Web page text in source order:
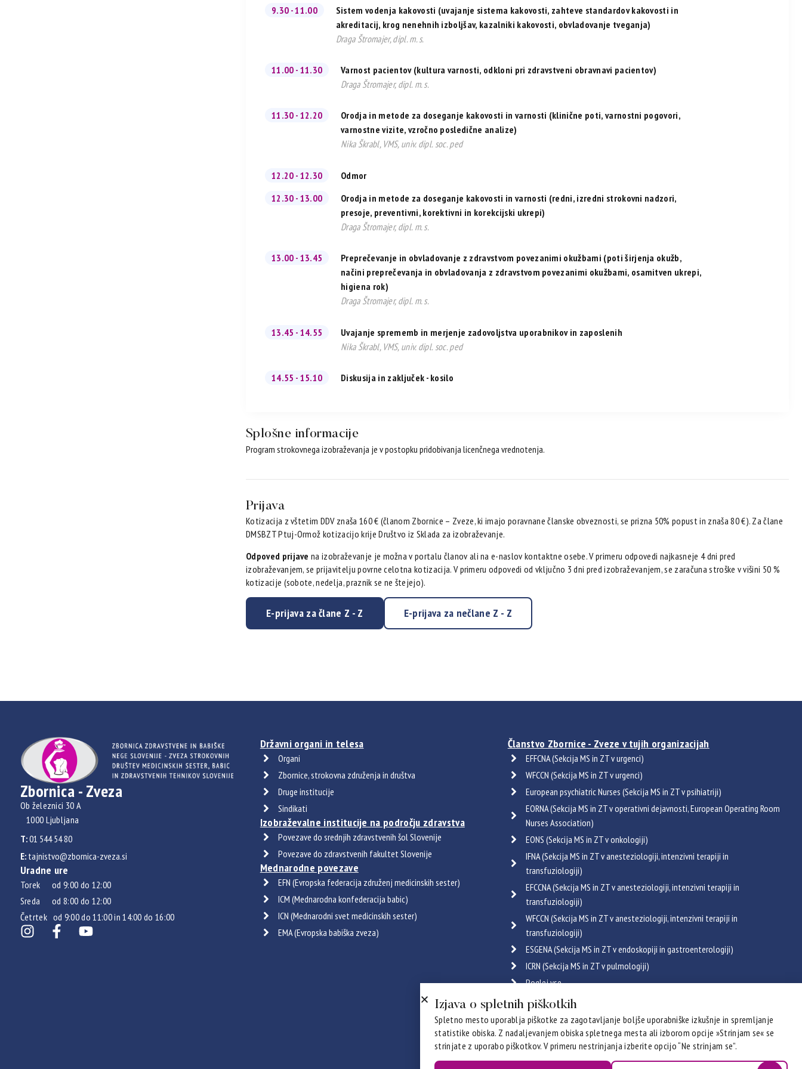
9.30 - 11.00
Sistem vodenja kakovosti (uvajanje sistema kakovosti, zahteve standardov kakovosti in
akreditacij, krog nenehnih izboljšav, kazalniki kakovosti, obvladovanje tveganja)
Draga Štromajer, dipl. m. s.
11.00 - 11.30
Varnost pacientov (kultura varnosti, odkloni pri zdravstveni obravnavi pacientov)
Draga Štromajer, dipl. m. s.
11.30 - 12.20
Orodja in metode za doseganje kakovosti in varnosti (klinične poti, varnostni pogovori,
varnostne vizite, vzročno posledične analize)
Nika Škrabl, VMS, univ. dipl. soc. ped
12.20 - 12.30
Odmor
12.30 - 13.00
Orodja in metode za doseganje kakovosti in varnosti (redni, izredni strokovni nadzori,
presoje, preventivni, korektivni in korekcijski ukrepi)
Draga Štromajer, dipl. m. s.
13.00 - 13.45
Preprečevanje in obvladovanje z zdravstvom povezanimi okužbami (poti širjenja okužb,
načini preprečevanja in obvladovanja z zdravstvom povezanimi okužbami, osamitven ukrepi,
higiena rok)
Draga Štromajer, dipl. m. s.
13.45 - 14.55
Uvajanje sprememb in merjenje zadovoljstva uporabnikov in zaposlenih
Nika Škrabl, VMS, univ. dipl. soc. ped
14.55 - 15.10 Diskusija in zaključek - kosilo
Splošne informacije
Program strokovnega izobraževanja je v postopku pridobivanja licenčnega vrednotenja.
Prijava
Kotizacija z vštetim DDV znaša 160 € (članom Zbornice – Zveze, ki imajo poravnane članske obveznosti, se prizna 50% popust in znaša 80 €). Za člane
DMSBZT Ptuj-Ormož kotizacijo krije Društvo iz Sklada za izobraževanje.
Odpoved prijave na izobraževanje je možna v portalu članov ali na e-naslov kontaktne osebe. V primeru odpovedi najkasneje 4 dni pred
izobraževanjem, se prijavitelju povrne celotna kotizacija. V primeru odpovedi od vključno 3 dni pred izobraževanjem, se zaračuna stroške v višini 50 %
kotizacije (sobote, nedelja, praznik se ne štejejo).
E-prijava za člane Z - Z E-prijava za nečlane Z - Z
Zbornica - Zveza
Ob železnici 30 A
1000 Ljubljana
T:01 544 54 80
E:tajnistvo@zbornica-zveza.si
Uradne ure
Torek od 9:00 do 12:00
Sreda od 8:00 do 12:00
Četrtek od 9:00 do 11:00 in 14:00 do 16:00
Državni organi in telesa
Organi
Zbornice, strokovna združenja in društva
Druge institucije
Sindikati
Izobraževalne institucije na področju zdravstva
Povezave do srednjih zdravstvenih šol Slovenije
Povezave do zdravstvenih fakultet Slovenije
Mednarodne povezave
EFN (Evropska federacija združenj medicinskih sester)
ICM (Mednarodna konfederacija babic)
ICN (Mednarodni svet medicinskih sester)
EMA (Evropska babiška zveza)
Članstvo Zbornice - Zveze v tujih organizacijah
EFFCNA (Sekcija MS in ZT v urgenci)
WFCCN (Sekcija MS in ZT v urgenci)
European psychiatric Nurses (Sekcija MS in ZT v psihiatriji)
EORNA (Sekcija MS in ZT v operativni dejavnosti, European Operating Room
Nurses Association)
EONS (Sekcija MS in ZT v onkologiji)
IFNA (Sekcija MS in ZT v anesteziologiji, intenzivni terapiji in
transfuziologiji)
EFCCNA (Sekcija MS in ZT v anesteziologiji, intenzivni terapiji in
transfuziologiji)
WFCCN (Sekcija MS in ZT v anesteziologiji, intenzivni terapiji in
transfuziologiji)
ESGENA (Sekcija MS in ZT v endoskopiji in gastroenterologiji)
ICRN (Sekcija MS in ZT v pulmologiji)
Poglej vse
Certifikati
Izjava o spletnih piškotkih
Spletno mesto uporablja piškotke za zagotavljanje boljše uporabniške izkušnje in spremljanje
statistike obiska. Z nadaljevanjem obiska spletnega mesta ali izborom opcije »Strinjam se« se
strinjate z uporabo piškotkov. V primeru nestrinjanja izberite opcijo “Ne strinjam se”.